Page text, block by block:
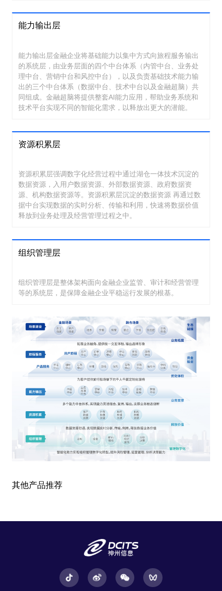
能力输出层
能力输出层金融企业将基础能力以集中方式向旅程服务输出
的系统层，由业务层面的四个中台体系（内管中台、业务处
理中台、营销中台和风控中台），以及负责基础技术能力输
出的三个中台体系（数据中台、技术中台以及金融超脑）共
同组成。金融超脑将提供整套AI能力应用，帮助业务系统和
技术平台实现不同的智能化需求，以释放出更大的潜能。
资源积累层
资源积累层强调数字化经营过程中通过湖仓一体技术沉淀的
数据资源，入用户数据资源、外部数据资源、政府数据资
源、机构数据资源等。资源积累层沉淀的数据资源 再通过数
据中台实现数据的实时分析、传输和利用，快速将数据价值
释放到业务处理及经营管理过程之中。
组织管理层
组织管理层是整体架构面向金融企业监管、审计和经营管理
等的系统层，是保障金融企业平稳运行发展的根基。
其他产品推荐